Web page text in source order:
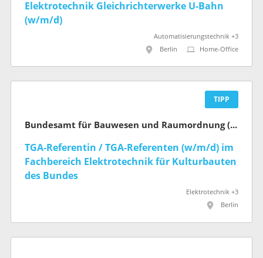
Elektrotechnik Gleichrichterwerke U-Bahn
(w/m/d)
Automatisierungstechnik +3
Berlin
Home-Office
TIPP
Bundesamt für Bauwesen und Raumordnung (BBR)
TGA-Referentin / TGA-Referenten (w/m/d) im
Fachbereich Elektrotechnik für Kultur­bauten
des Bundes
Elektrotechnik +3
Berlin